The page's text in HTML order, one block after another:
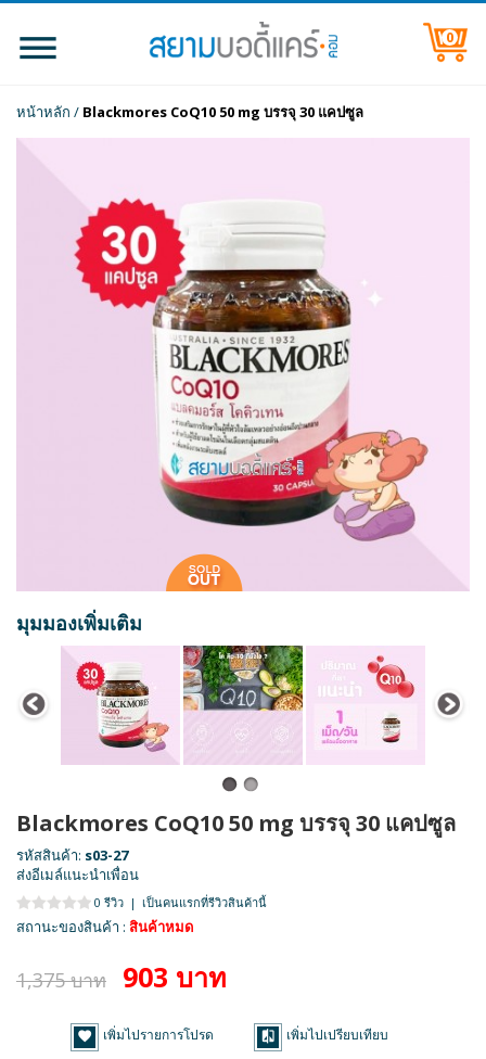
0
หน้าหลัก / Blackmores CoQ10 50 mg บรรจุ 30 แคปซูล
มุมมองเพิ่มเติม
Blackmores CoQ10 50 mg บรรจุ 30 แคปซูล
รหัสสินค้า: s03-27
ส่งอีเมล์แนะนำเพื่อน
0 รีวิว | เป็นคนแรกที่รีวิวสินค้านี้
สถานะของสินค้า : สินค้าหมด
1,375 บาท 903 บาท
เพิ่มไปรายการโปรด เพิ่มไปเปรียบเทียบ